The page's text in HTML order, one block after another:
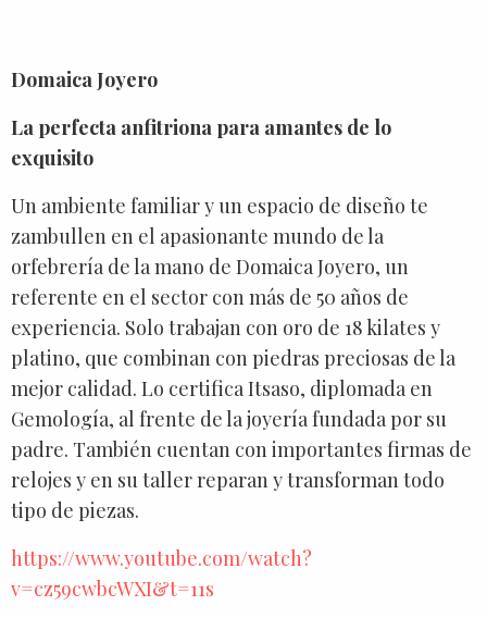
Domaica Joyero
La perfecta anfitriona para amantes de lo
exquisito
Un ambiente familiar y un espacio de diseño te
zambullen en el apasionante mundo de la
orfebrería de la mano de Domaica Joyero, un
referente en el sector con más de 50 años de
experiencia. Solo trabajan con oro de 18 kilates y
platino, que combinan con piedras preciosas de la
mejor calidad. Lo certifica Itsaso, diplomada en
Gemología, al frente de la joyería fundada por su
padre. También cuentan con importantes firmas de
relojes y en su taller reparan y transforman todo
tipo de piezas.
https://www.youtube.com/watch?
v=cz59cwbcWXI&t=11s